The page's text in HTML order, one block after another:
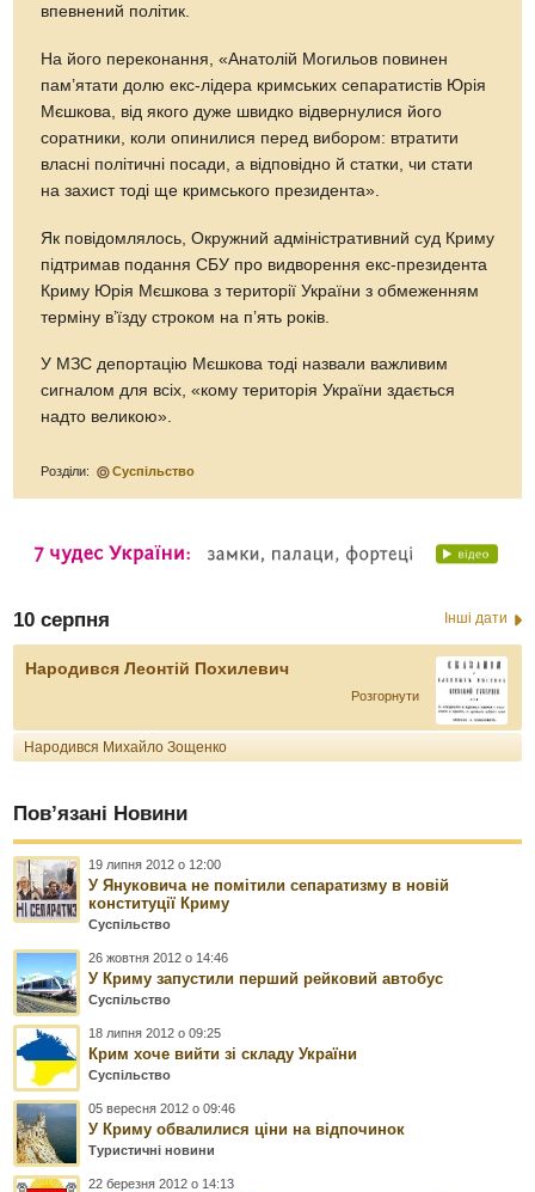
впевнений політик.
На його переконання, «Анатолій Могильов повинен
пам’ятати долю екс-лідера кримських сепаратистів Юрія
Мєшкова, від якого дуже швидко відвернулися його
соратники, коли опинилися перед вибором: втратити
власні політичні посади, а відповідно й статки, чи стати
на захист тоді ще кримського президента».
Як повідомлялось, Окружний адміністративний суд Криму
підтримав подання СБУ про видворення екс-президента
Криму Юрія Мєшкова з території України з обмеженням
терміну в’їзду строком на п’ять років.
У МЗС депортацію Мєшкова тоді назвали важливим
сигналом для всіх, «кому територія України здається
надто великою».
Розділи: Суспільство
10 серпня Інші дати
Народився Леонтій Похилевич
Розгорнути
Народився Михайло Зощенко
Пов’язані Новини
19 липня 2012 о 12:00
У Януковича не помітили сепаратизму в новій
конституції Криму
Суспільство
26 жовтня 2012 о 14:46
У Криму запустили перший рейковий автобус
Суспільство
18 липня 2012 о 09:25
Крим хоче вийти зі складу України
Суспільство
05 вересня 2012 о 09:46
У Криму обвалилися ціни на відпочинок
Туристичні новини
22 березня 2012 о 14:13